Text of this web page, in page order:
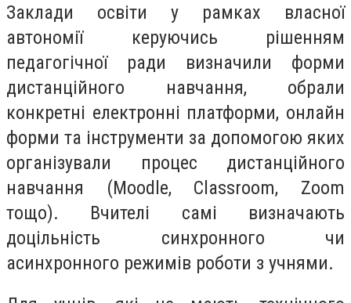
Заклади освіти у рамках власної
автономії керуючись рішенням
педагогічної ради визначили форми
дистанційного навчання, обрали
конкретні електронні платформи, онлайн
форми та інструменти за допомогою яких
організували процес дистанційного
навчання (Moodle, Classroom, Zoom
тощо). Вчителі самі визначають
доцільність синхронного чи
асинхронного режимів роботи з учнями.